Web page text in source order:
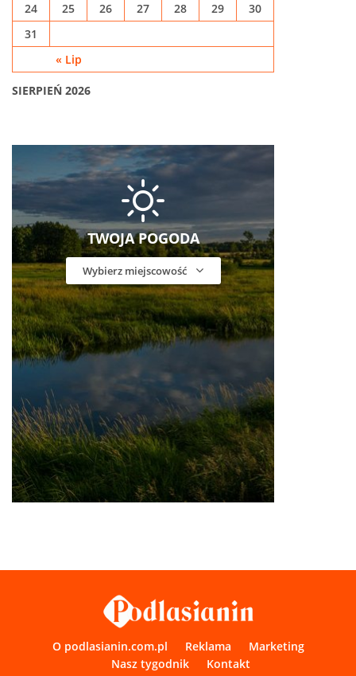
SIERPIEŃ 2026
« Lip
24
25 26 27 28 29
30
31
TWOJA POGODA
Wybierz miejscowość
O podlasianin.com.pl Reklama
Marketing
Nasz tygodnik
Kontakt